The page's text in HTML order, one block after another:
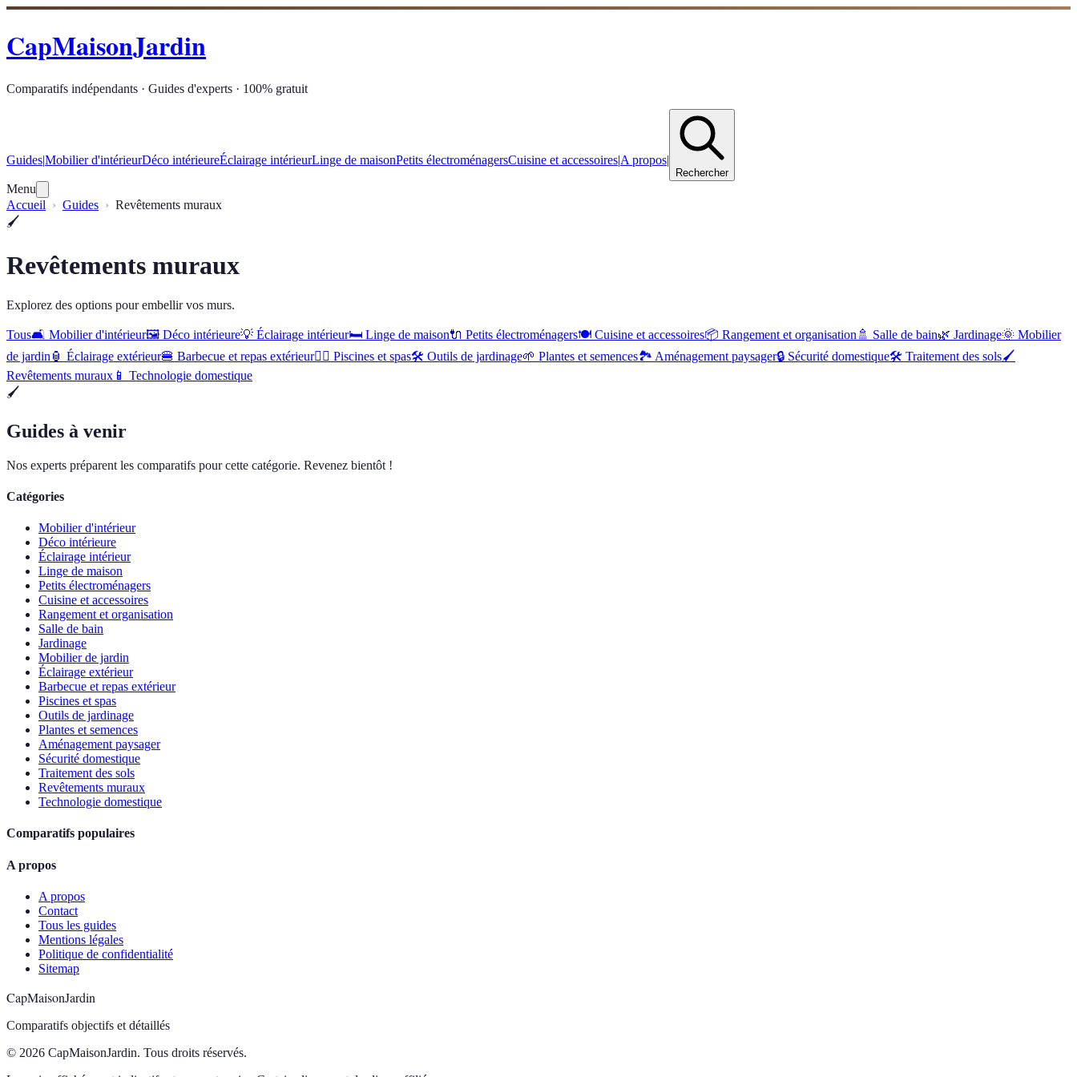
CapMaisonJardin
Comparatifs indépendants · Guides d'experts · 100% gratuit
Guides|Mobilier d'intérieurDéco intérieureÉclairage intérieurLinge de maisonPetits électroménagersCuisine et accessoires|A propos|
Rechercher
Menu
Accueil
Guides
Revêtements muraux
🖌️
Revêtements muraux
Explorez des options pour embellir vos murs.
Tous🛋️ Mobilier d'intérieur🖼️ Déco intérieure💡 Éclairage intérieur🛏️ Linge de maison🔌 Petits électroménagers🍽️ Cuisine et accessoires📦 Rangement et organisation 🚿 Salle de bain🌿 Jardinage🌞 Mobilier
de jardin 🏮 Éclairage extérieur🍔 Barbecue et repas extérieur🏊‍♂️ Piscines et spas🛠️ Outils de jardinage🌱 Plantes et semences🏞️ Aménagement paysager🔒 Sécurité domestique🛠 Traitement des sols🖌️
Revêtements muraux 📱 Technologie domestique
🖌️
Guides à venir
Nos experts préparent les comparatifs pour cette catégorie. Revenez bientôt !
Catégories
Mobilier d'intérieur
Déco intérieure
Éclairage intérieur
Linge de maison
Petits électroménagers
Cuisine et accessoires
Rangement et organisation
Salle de bain
Jardinage
Mobilier de jardin
Éclairage extérieur
Barbecue et repas extérieur
Piscines et spas
Outils de jardinage
Plantes et semences
Aménagement paysager
Sécurité domestique
Traitement des sols
Revêtements muraux
Technologie domestique
Comparatifs populaires
A propos
A propos
Contact
Tous les guides
Mentions légales
Politique de confidentialité
Sitemap
CapMaisonJardin
Comparatifs objectifs et détaillés
© 2026 CapMaisonJardin. Tous droits réservés.